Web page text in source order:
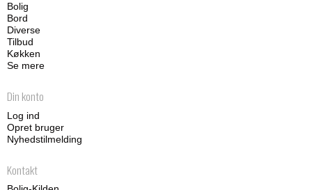
Bolig
Bord
Diverse
Tilbud
Køkken
Se mere
Din konto
Log ind
Opret bruger
Nyhedstilmelding
Kontakt